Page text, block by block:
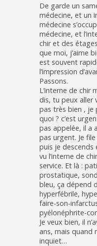
De garde un
médecine, et un
médecine
médecine, et
chir et des
que moi, j’aime
est souvent
l’impression
Passons.
L’interne de chir
dis, tu peux aller
pas très bien , je
quoi ? c’est
pas appelée, il a
pas urgent. Je
puis je descends
vu l’interne de
service. Et là :
prostatique,
bleu, ça dépend
hyperfébrile,
faire-son-
pyélonéphrite-
Je veux bien, il
ans, mais quand
inquiet…